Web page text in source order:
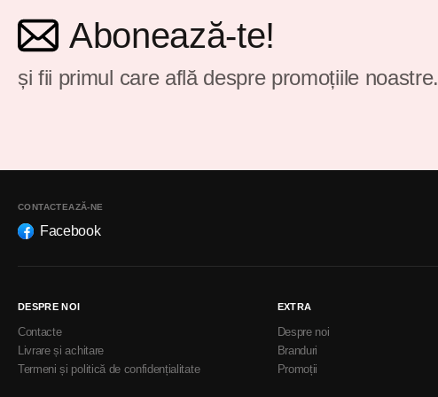
Abonează-te!
și fii primul care află despre promoțiile noastre.
CONTACTEAZĂ-NE
Facebook
DESPRE NOI
Contacte
Livrare și achitare
Termeni și politică de confidențialitate
EXTRA
Despre noi
Branduri
Promoții